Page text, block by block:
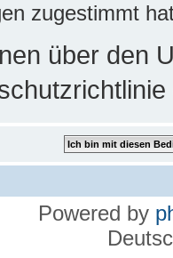
zugestimmt
über den
Powered by